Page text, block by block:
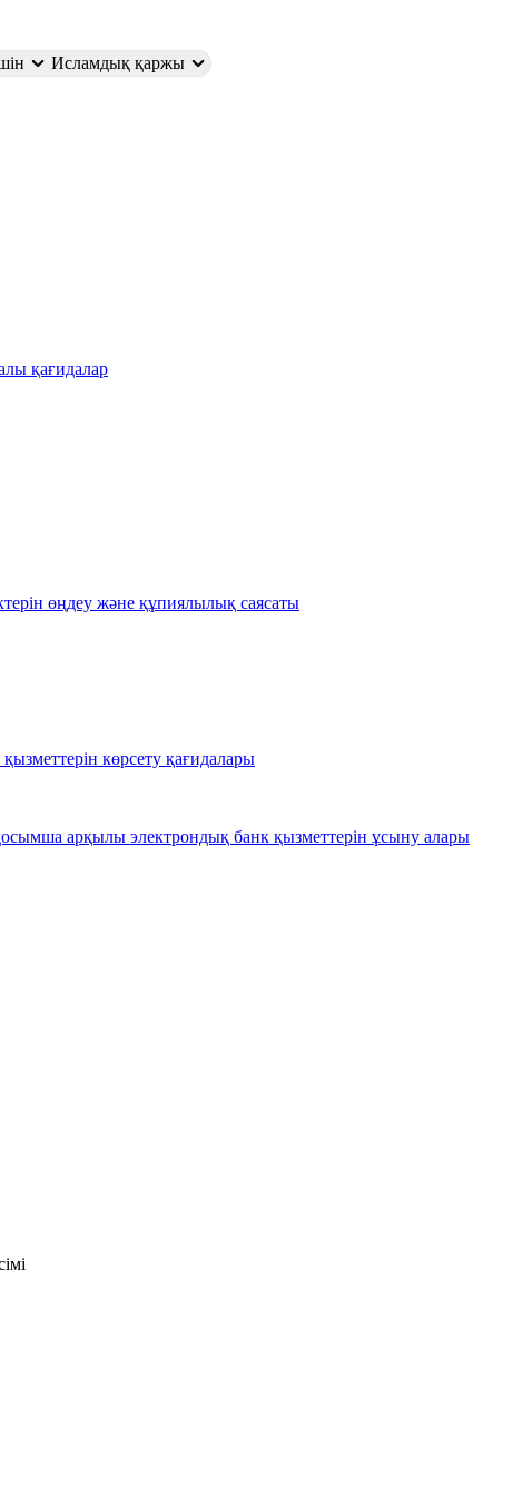
Исламдық қаржы
қағидалар
өңдеу жəне құпиялылық саясаты
көрсету қағидалары
арқылы электрондық банк қызметтерін ұсыну алары